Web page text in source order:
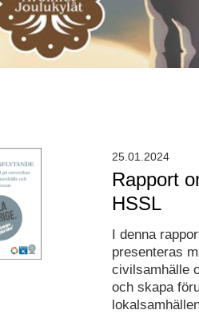
Rapport
HSSL
I denna
presenteras
civilsamhälle
och skapa
25.01.2024